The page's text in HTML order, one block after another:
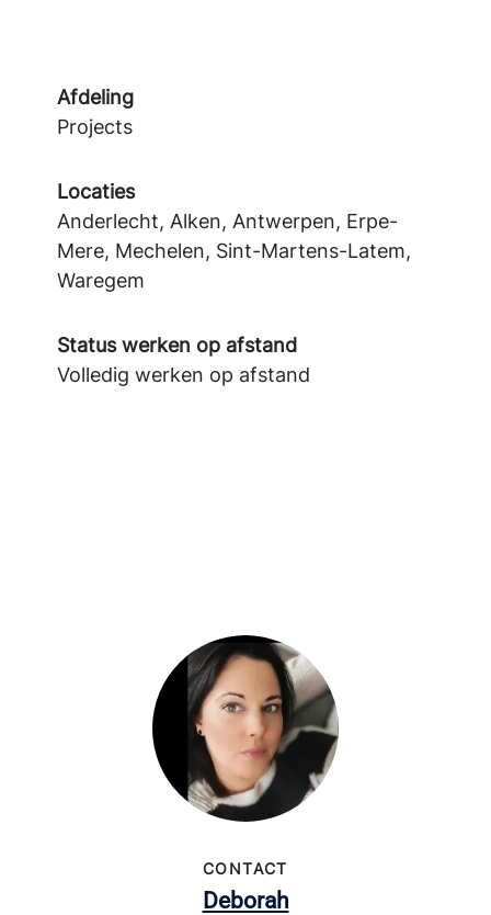
Afdeling
Projects
Locaties
Anderlecht, Alken, Antwerpen, Erpe-
Mere, Mechelen, Sint-Martens-Latem,
Waregem
Status werken op afstand
Volledig werken op afstand
CONTACT
Deborah